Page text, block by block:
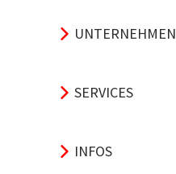
UNTERNEHMEN
SERVICES
INFOS